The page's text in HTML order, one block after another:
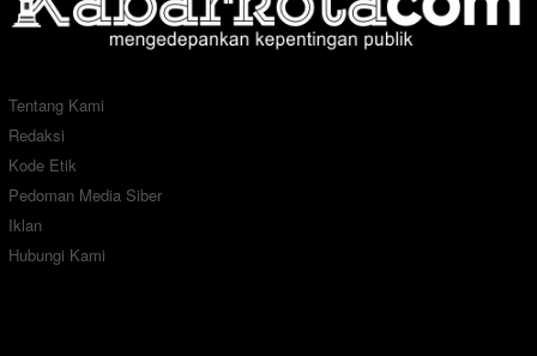
Tentang Kami
Redaksi
Kode Etik
Pedoman Media Siber
Iklan
Hubungi Kami